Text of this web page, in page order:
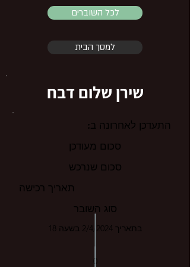
לכל השוברים
למסך הבית
שירן שלום דבח
התעדכן לאחרונה ב:
סכום מעודכן
סכום שנרכש
תאריך רכישה
סוג השובר
בתאריך 2/4/2024 בשעה 18
0